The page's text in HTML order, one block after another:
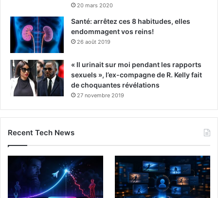
20 mars 2020
Santé: arrêtez ces 8 habitudes, elles
endommagent vos reins!
26 août 2019
« Il urinait sur moi pendant les rapports
sexuels », l’ex-compagne de R. Kelly fait
de choquantes révélations
27 novembre 2019
Recent Tech News